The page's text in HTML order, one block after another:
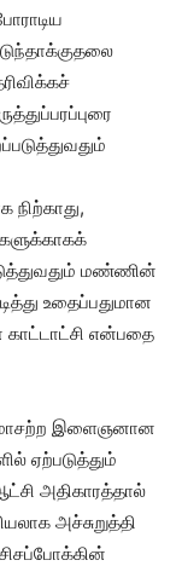
மண்ணின்
உதைப்பதுமான
என்பதை
மாசற்ற இளைஞனான
ஏற்படுத்தும்
அதிகாரத்தால்
அச்சுறுத்தி